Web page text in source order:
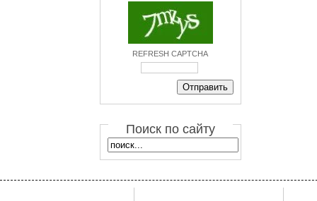
REFRESH CAPTCHA
Поиск по сайту